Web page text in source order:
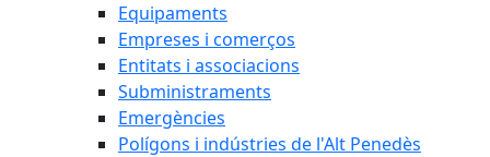
Equipaments
Empreses i comerços
Entitats i associacions
Subministraments
Emergències
Polígons i indústries de l'Alt Penedès